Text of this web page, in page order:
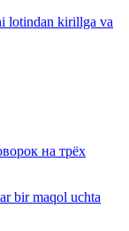
lotindan kirillga va
на трёх
bir maqol uchta